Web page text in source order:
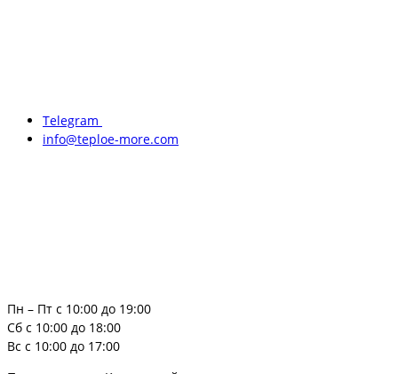
Telegram
info@teploe-more.com
Пн – Пт с 10:00 до 19:00
Сб с 10:00 до 18:00
Вс с 10:00 до 17:00